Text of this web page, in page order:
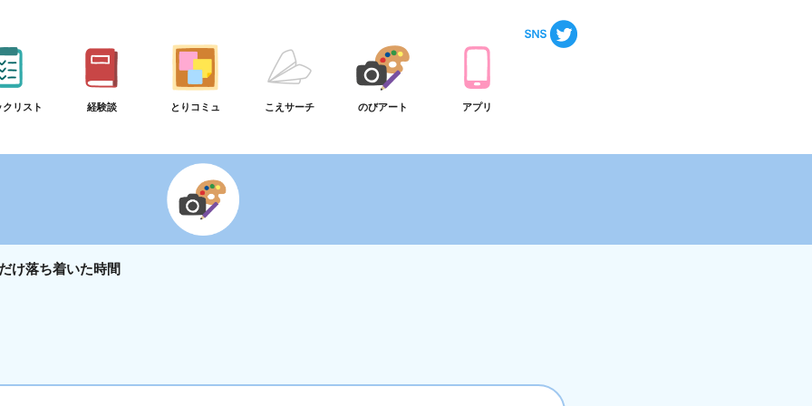
リスト 経験談 とりコミュ こえサーチ のびアート アプリ
け落ち着いた時間